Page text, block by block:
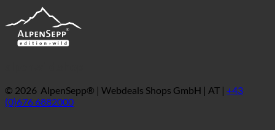
© 2026 AlpenSepp® | Webdeals Shops GmbH | AT | +43
(0)676 6882000